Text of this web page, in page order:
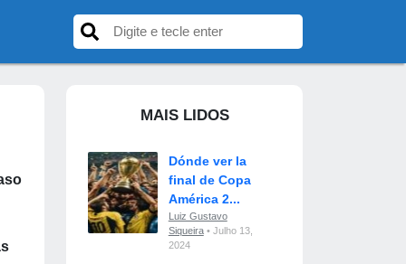
MAIS LIDOS
Dónde ver la
final de Copa
América 2...
Luiz Gustavo
Siqueira• Julho 13,
2024